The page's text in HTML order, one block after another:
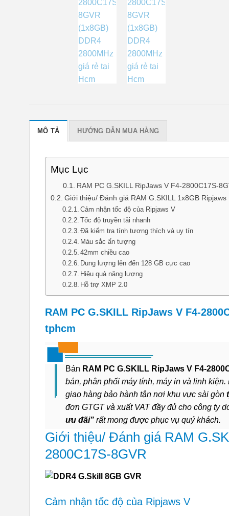
MÔ TẢ HƯỚNG DẪN MUA HÀNG
Mục Lục
RAM PC G.SKILL RipJaws V F4-2800C17S-
Giới thiệu/ Đánh giá RAM G.SKILL 1x8GB
Cảm nhận tốc độ của Ripjaws V
Tốc độ truyền tải nhanh
Đã kiểm tra tính tương thích và uy tín
Màu sắc ẩn tượng
42mm chiều cao
Dung lượng lên đến 128 GB cực cao
Hiệu quả năng lượng
Hỗ trợ XMP 2.0
RAM PC G.SKILL RipJaws V F4-
tphcm
Bán RAM PC G.SKILL RipJaws V F4-
bán, phân phối máy tính, máy in và linh
giao hàng bảo hành tận nơi khu vực sài gòn
đơn GTGT và xuất VAT đầy đủ cho công ty
ưu đãi” rất mong được phục vụ quý khách.
Giới thiệu/ Đánh giá RAM
2800C17S-8GVR
Cảm nhận tốc độ của Ripjaws V